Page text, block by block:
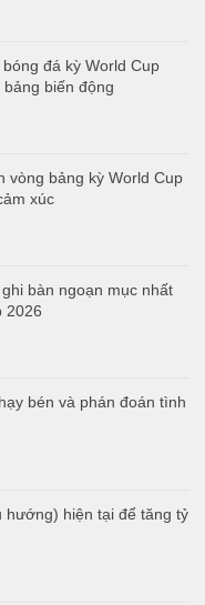
đá kỳ World Cup
biến động
vòng bảng kỳ World Cup
xúc
bàn ngoạn mục nhất
2026
bén và phán đoán tình
hướng) hiện tại để tăng tỷ